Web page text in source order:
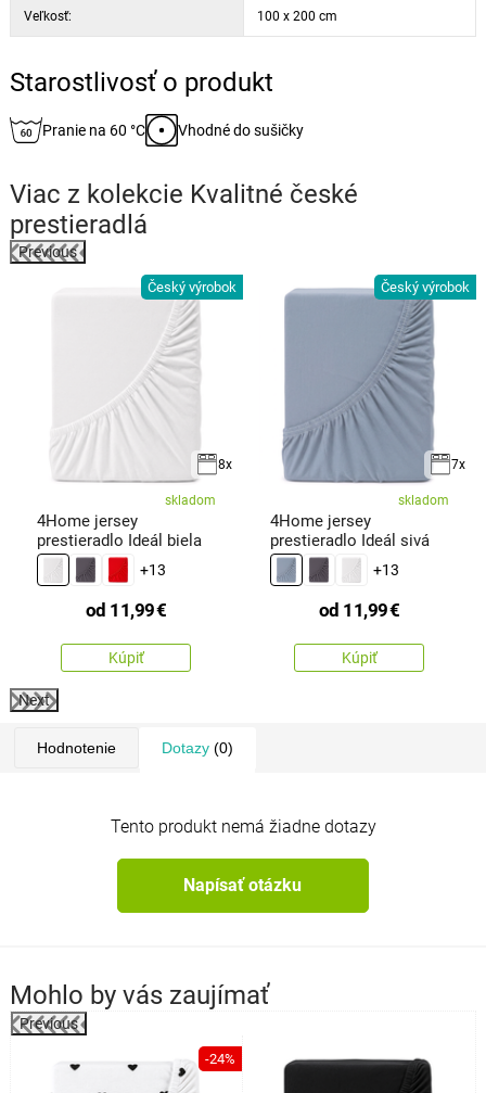
Veľkosť: 100 x 200 cm
Starostlivosť o produkt
Pranie na 60 °C Vhodné do sušičky
Viac z kolekcie Kvalitné české
prestieradlá
Previous
Český výrobok
8x
skladom
4Home jersey
prestieradlo Ideál biela
+13
od 11,99€
Kúpiť
Český výrobok
7x
skladom
4Home jersey
prestieradlo Ideál sivá
+13
od 11,99€
Kúpiť
Next
Hodnotenie Dotazy(0)
Tento produkt nemá žiadne dotazy
Napísať otázku
Mohlo by vás zaujímať
Previous
-24%